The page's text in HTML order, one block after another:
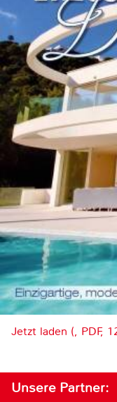
Jetzt laden (, PDF,
Unsere Partner: